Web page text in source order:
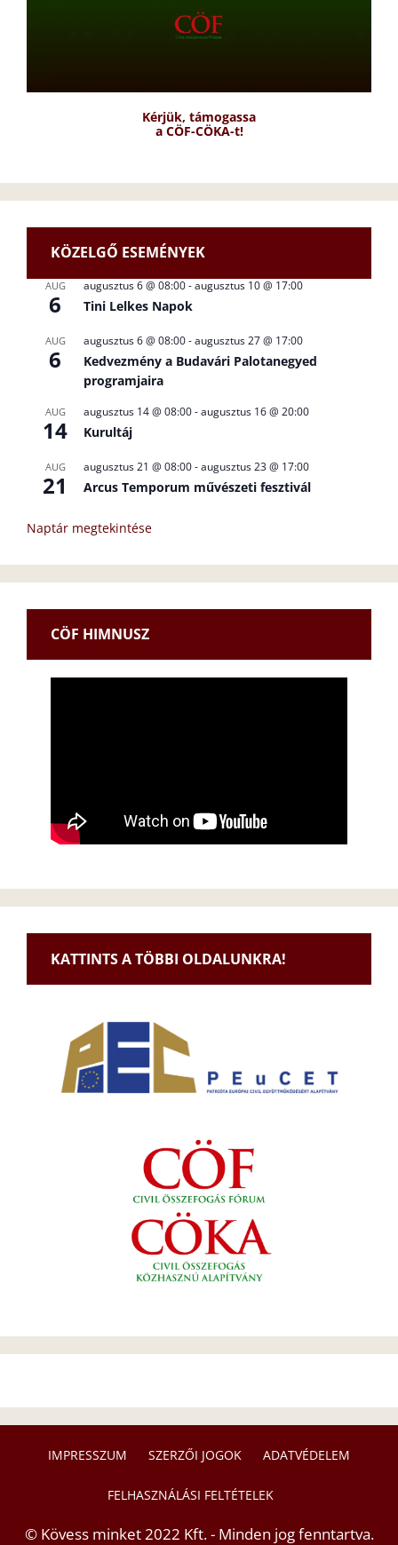
Kérjük, támogassa
a CÖF-CÖKA-t!
KÖZELGŐ ESEMÉNYEK
AUG
6
augusztus 6 @ 08:00-augusztus 10 @ 17:00
Tini Lelkes Napok
AUG
6
augusztus 6 @ 08:00-augusztus 27 @ 17:00
Kedvezmény a Budavári Palotanegyed
programjaira
AUG
14
augusztus 14 @ 08:00-augusztus 16 @ 20:00
Kurultáj
AUG
21
augusztus 21 @ 08:00-augusztus 23 @ 17:00
Arcus Temporum művészeti fesztivál
Naptár megtekintése
CÖF HIMNUSZ
KATTINTS A TÖBBI OLDALUNKRA!
IMPRESSZUM SZERZŐI JOGOK ADATVÉDELEM
FELHASZNÁLÁSI FELTÉTELEK
© Kövess minket 2022 Kft. - Minden jog fenntartva.